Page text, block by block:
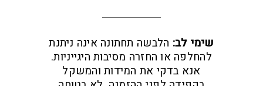
שימי לב: הלבשה תחתונה אינה ניתנת
להחלפה או החזרה מסיבות היגייניות.
אנא בדקי את המידות והמשקל